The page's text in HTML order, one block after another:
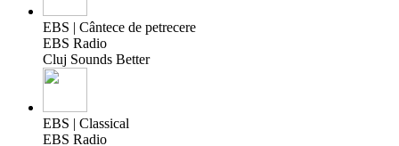
EBS | Cântece de petrecere
EBS Radio
Cluj Sounds Better
EBS | Classical
EBS Radio